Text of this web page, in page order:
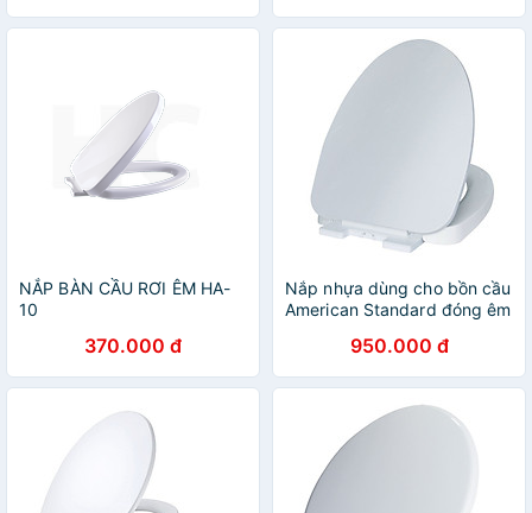
NẮP BÀN CẦU RƠI ÊM HA-
10
370.000 đ
Nắp nhựa dùng cho bồn cầu
American Standard đóng êm
chính hãng American
Standard
950.000 đ